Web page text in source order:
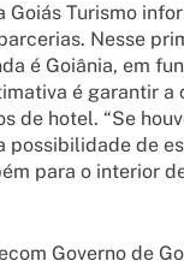
Goiás Turismo
Nesse
é Goiânia, em
é garantir a
de hotel. “Se
possibilidade de
para o interior
Governo de